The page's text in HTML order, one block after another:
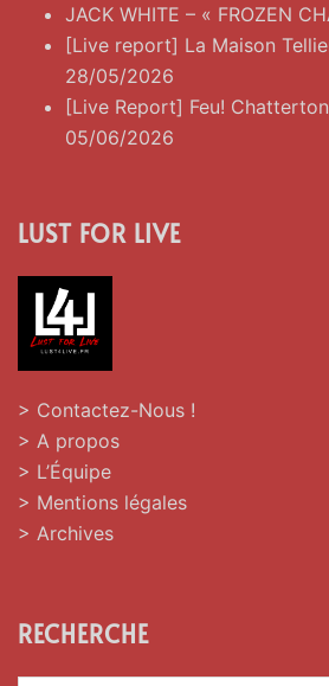
JACK WHITE – « FROZEN
[Live report] La Maison
28/05/2026
[Live Report] Feu!
05/06/2026
LUST FOR LIVE
> Contactez-Nous !
> A propos
> L’Équipe
> Mentions légales
> Archives
RECHERCHE